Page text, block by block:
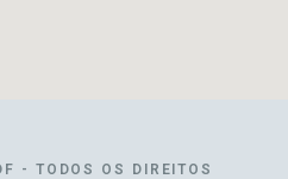
- TODOS OS DIREITOS